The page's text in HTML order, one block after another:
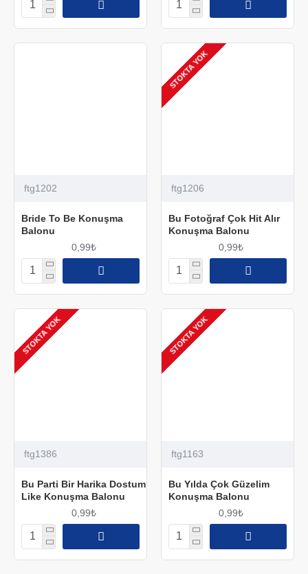
ftg1202
Bride To Be Konuşma
Balonu
0,99₺
STOKTA YOK
ftg1206
Bu Fotoğraf Çok Hit Alır
Konuşma Balonu
0,99₺
STOKTA YOK
ftg1386
Bu Parti Bir Harika Dostum
Like Konuşma Balonu
0,99₺
STOKTA YOK
ftg1163
Bu Yılda Çok Güzelim
Konuşma Balonu
0,99₺